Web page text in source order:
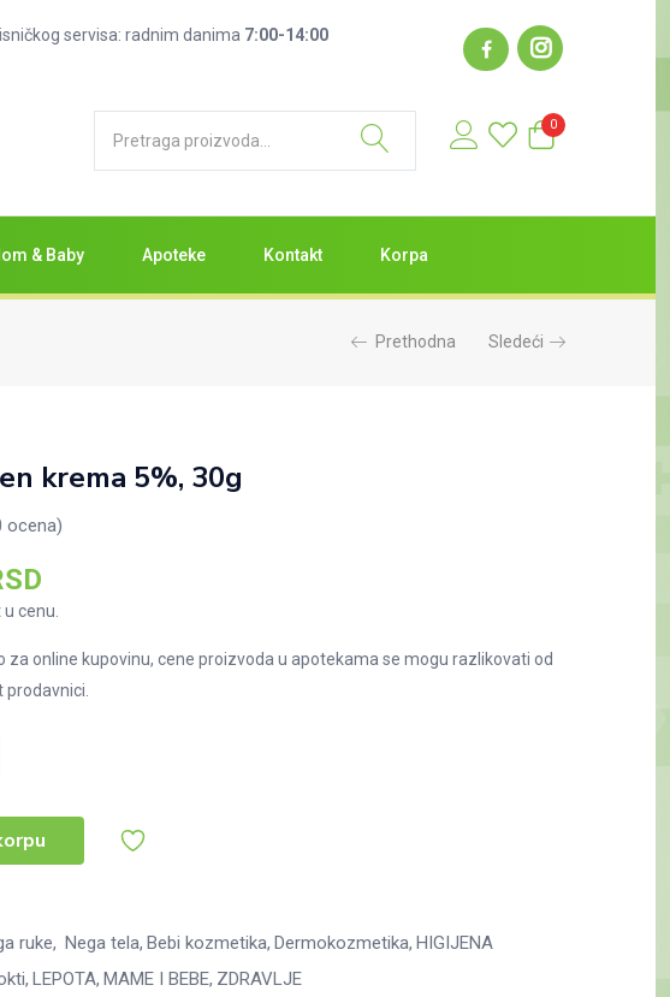
servisa: radnim danima 7:00-14:00
0
& Baby Apoteke Kontakt Korpa
Prethodna Sledeći
krema 5%, 30g
ocena)
cenu.
za online kupovinu, cene proizvoda u apotekama se mogu razlikovati od
ruke Nega tela Bebi kozmetika Dermokozmetika HIGIJENA
LEPOTA MAME I BEBE ZDRAVLJE